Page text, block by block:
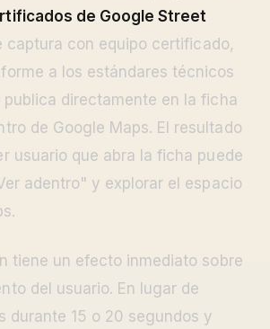
de Google Street
captura con equipo certificado,
a los estándares técnicos
directamente en la ficha
de Google Maps. El resultado
usuario que abra la ficha puede
adentro" y explorar el espacio
tiene un efecto inmediato sobre
del usuario. En lugar de
durante 15 o 20 segundos y